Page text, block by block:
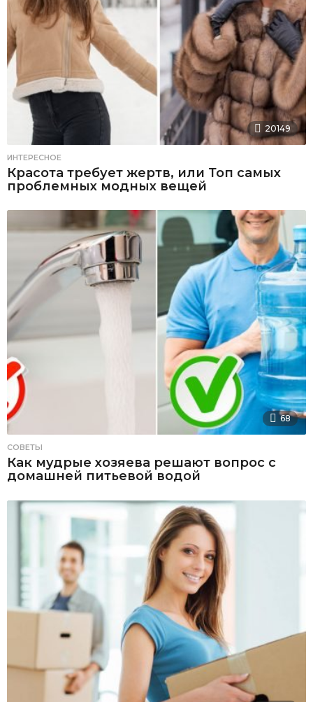
20149
ИНТЕРЕСНОЕ
Красота требует жертв, или Топ самых
проблемных модных вещей
68
СОВЕТЫ
Как мудрые хозяева решают вопрос с
домашней питьевой водой